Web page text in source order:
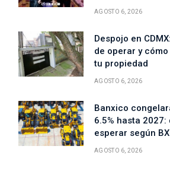
AGOSTO 6, 2026
Despojo en
de operar y
tu propiedad
AGOSTO 6, 2026
Banxico
6.5% hasta 2027:
esperar según
AGOSTO 6, 2026